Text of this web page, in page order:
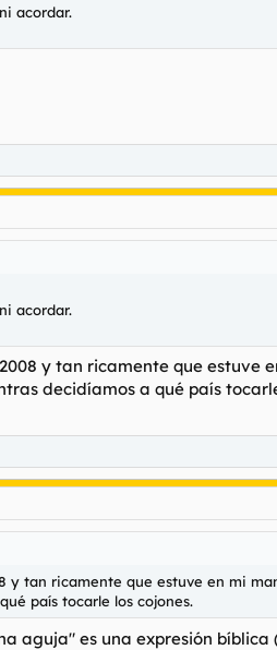
acordar.
acordar.
y tan ricamente que
decidíamos a qué país
y tan ricamente que estuve en mi
país tocarle los cojones.
aguja" es una expresión bíblica